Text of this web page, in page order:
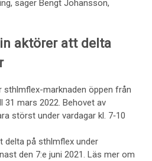
säger Bengt Johansson,
aktörer att delta
sthlmflex-marknaden öppen från
31 mars 2022. Behovet av
störst under vardagar kl. 7‑10
delta på sthlmflex under
den 7:e juni 2021. Läs mer om